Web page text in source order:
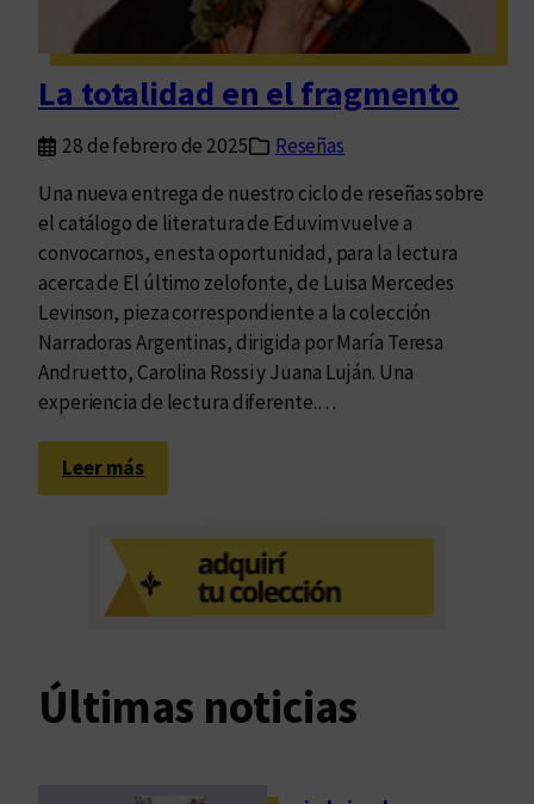
La totalidad en el fragmento
28 de febrero de 2025
Reseñas
Una nueva entrega de nuestro ciclo de reseñas sobre
el catálogo de literatura de Eduvim vuelve a
convocarnos, en esta oportunidad, para la lectura
acerca de El último zelofonte, de Luisa Mercedes
Levinson, pieza correspondiente a la colección
Narradoras Argentinas, dirigida por María Teresa
Andruetto, Carolina Rossi y Juana Luján. Una
experiencia de lectura diferente.…
Leer más:
L
o
t
i
d
Últimas noticias